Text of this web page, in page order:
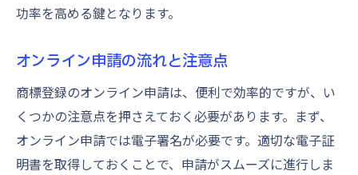
功率を高める鍵となります。
オンライン申請の流れと注意点
商標登録のオンライン申請は、便利で効率的ですが、い
くつかの注意点を押さえておく必要があります。まず、
オンライン申請では電子署名が必要です。適切な電子証
明書を取得しておくことで、申請がスムーズに進行しま